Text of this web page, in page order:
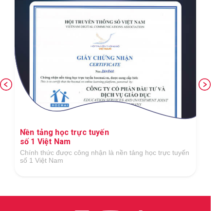
Nền tảng học trực tuyến
số 1 Việt Nam
Chính thức được công nhận là nền tảng học trực tuyến
số 1 Việt Nam